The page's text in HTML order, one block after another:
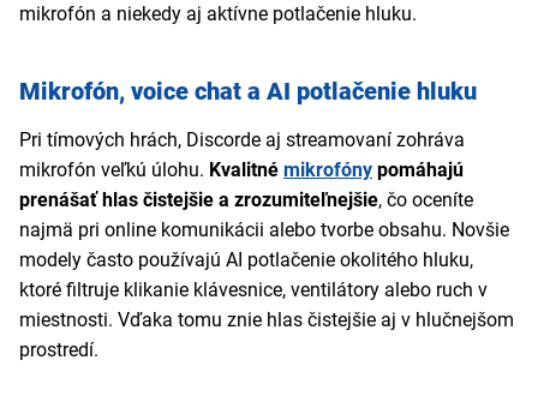
mikrofón a niekedy aj aktívne potlačenie hluku.
Mikrofón, voice chat a AI potlačenie hluku
Pri tímových hrách, Discorde aj streamovaní zohráva
mikrofón veľkú úlohu. Kvalitné mikrofóny pomáhajú
prenášať hlas čistejšie a zrozumiteľnejšie, čo oceníte
najmä pri online komunikácii alebo tvorbe obsahu. Novšie
modely často používajú AI potlačenie okolitého hluku,
ktoré filtruje klikanie klávesnice, ventilátory alebo ruch v
miestnosti. Vďaka tomu znie hlas čistejšie aj v hlučnejšom
prostredí.